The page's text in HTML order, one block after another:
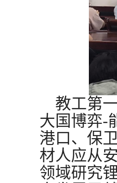
教工第
大国博弈-
港口、保
材人应从
领域研究